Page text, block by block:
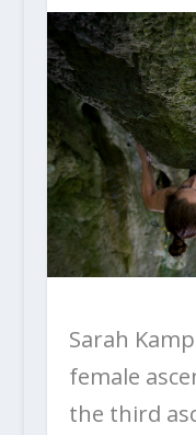
Sarah
female
the third